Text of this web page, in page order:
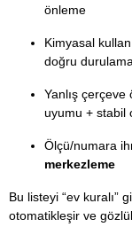
önleme
Kimyasal
doğru
Yanlış
uyumu + stabil
Ölçü/numara
merkezleme
Bu listeyi “ev kuralı”
otomatikleşir ve